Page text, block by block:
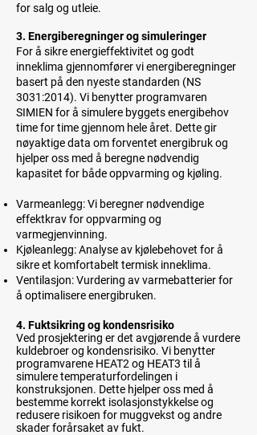
for salg og utleie.
3. Energiberegninger og simuleringer
For å sikre energieffektivitet og godt
inneklima gjennomfører vi energiberegninger
basert på den nyeste standarden (NS
3031:2014). Vi benytter programvaren
SIMIEN for å simulere byggets energibehov
time for time gjennom hele året. Dette gir
nøyaktige data om forventet energibruk og
hjelper oss med å beregne nødvendig
kapasitet for både oppvarming og kjøling.
Varmeanlegg: Vi beregner nødvendige
effektkrav for oppvarming og
varmegjenvinning.
Kjøleanlegg: Analyse av kjølebehovet for å
sikre et komfortabelt termisk inneklima.
Ventilasjon: Vurdering av varmebatterier for
å optimalisere energibruken.
​4. Fuktsikring og kondensrisiko
Ved prosjektering er det avgjørende å vurdere
kuldebroer og kondensrisiko. Vi benytter
programvarene HEAT2 og HEAT3 til å
simulere temperaturfordelingen i
konstruksjonen. Dette hjelper oss med å
bestemme korrekt isolasjonstykkelse og
redusere risikoen for muggvekst og andre
skader forårsaket av fukt.